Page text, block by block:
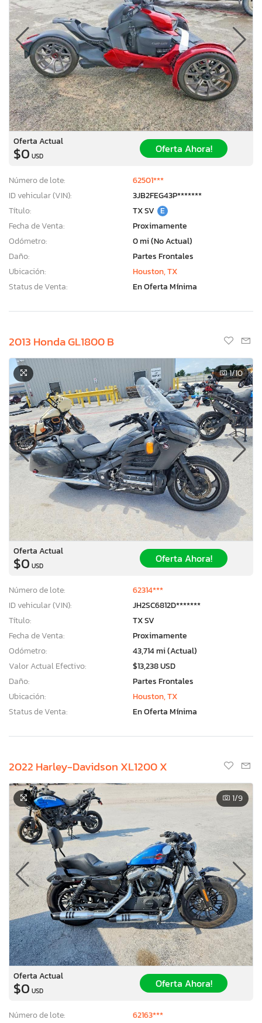
Oferta Actual
$0 USD
Oferta Ahora!
Número de lote:
62501***
ID vehicular (VIN):
3JB2FEG43P*******
Título:
TX SV E
Fecha de Venta:
Proximamente
Odómetro:
0 mi (No Actual)
Daño:
Partes Frontales
Ubicación:
Houston, TX
Status de Venta:
En Oferta Mínima
2013 Honda GL1800 B
1/10
Oferta Actual
$0 USD
Oferta Ahora!
Número de lote:
62314***
ID vehicular (VIN):
JH2SC6812D*******
Título:
TX SV
Fecha de Venta:
Proximamente
Odómetro:
43,714 mi (Actual)
Valor Actual Efectivo:
$13,238 USD
Daño:
Partes Frontales
Ubicación:
Houston, TX
Status de Venta:
En Oferta Mínima
2022 Harley-Davidson XL1200 X
1/9
Oferta Actual
$0 USD
Oferta Ahora!
Número de lote:
62163***